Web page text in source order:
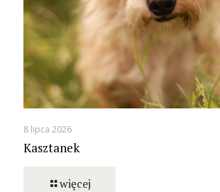
8 lipca 2026
Kasztanek
więcej